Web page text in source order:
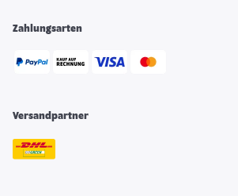
Zahlungsarten
Versandpartner